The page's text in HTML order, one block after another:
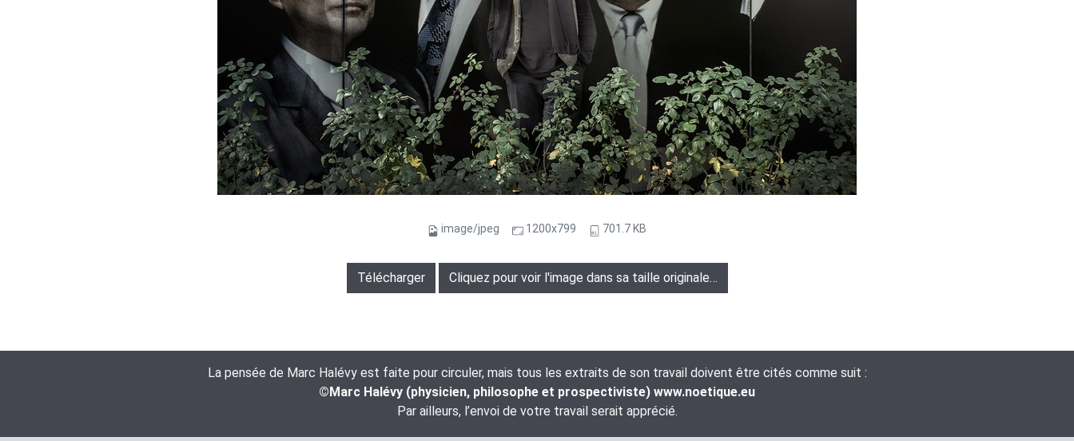
image/jpeg 1200x799 701.7 KB
Télécharger Cliquez pour voir l'image dans sa taille originale…
La pensée de Marc Halévy est faite pour circuler, mais tous les extraits de son travail doivent être cités comme suit :
©Marc Halévy (physicien, philosophe et prospectiviste) www.noetique.eu
Par ailleurs, l’envoi de votre travail serait apprécié.